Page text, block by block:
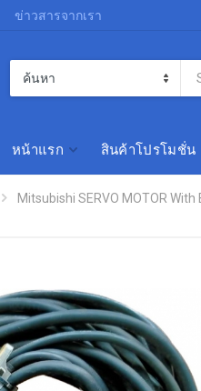
ข่าวสารจากเรา
หน้าแรก สินค้าโปรโมชั่น
Mitsubishi SERVO MOTOR